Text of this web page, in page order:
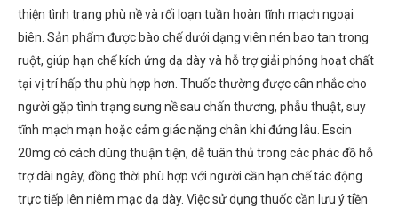
thiện tình trạng phù nề và rối loạn tuần hoàn tĩnh mạch ngoại
biên. Sản phẩm được bào chế dưới dạng viên nén bao tan trong
ruột, giúp hạn chế kích ứng dạ dày và hỗ trợ giải phóng hoạt chất
tại vị trí hấp thu phù hợp hơn. Thuốc thường được cân nhắc cho
người gặp tình trạng sưng nề sau chấn thương, phẫu thuật, suy
tĩnh mạch mạn hoặc cảm giác nặng chân khi đứng lâu. Escin
20mg có cách dùng thuận tiện, dễ tuân thủ trong các phác đồ hỗ
trợ dài ngày, đồng thời phù hợp với người cần hạn chế tác động
trực tiếp lên niêm mạc dạ dày. Việc sử dụng thuốc cần lưu ý tiền